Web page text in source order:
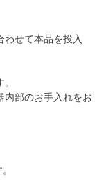
わせて本品を投入
内部のお手入れをお